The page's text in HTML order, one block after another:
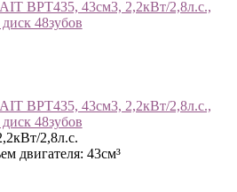
BPT435, 43см3, 2,2кВт/2,8л.с.,
48зубов
BPT435, 43см3, 2,2кВт/2,8л.с.,
48зубов
2,8л.с.
двигателя: 43см³